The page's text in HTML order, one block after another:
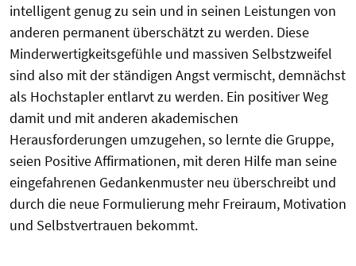
intelligent genug zu sein und in seinen Leistungen von
anderen permanent überschätzt zu werden. Diese
Minderwertigkeitsgefühle und massiven Selbstzweifel
sind also mit der ständigen Angst vermischt, demnächst
als Hochstapler entlarvt zu werden. Ein positiver Weg
damit und mit anderen akademischen
Herausforderungen umzugehen, so lernte die Gruppe,
seien Positive Affirmationen, mit deren Hilfe man seine
eingefahrenen Gedankenmuster neu überschreibt und
durch die neue Formulierung mehr Freiraum, Motivation
und Selbstvertrauen bekommt.